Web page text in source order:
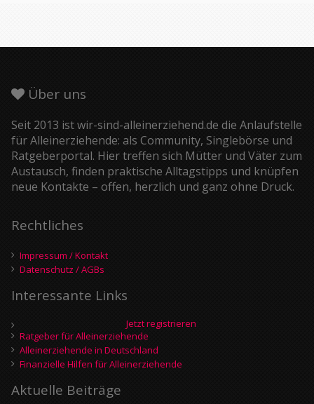
Über uns
Seit 2013 ist wir-sind-alleinerziehend.de die Anlaufstelle
für Alleinerziehende: als Community, Singlebörse und
Ratgeberportal. Hier treffen sich Mütter und Väter zum
Austausch, finden praktische Alltagstipps und knüpfen
neue Kontakte – offen, herzlich und ganz ohne Druck.
Rechtliches
Impressum / Kontakt
Datenschutz / AGBs
Interessante Links
Jetzt registrieren
Ratgeber für Alleinerziehende
Alleinerziehende in Deutschland
Finanzielle Hilfen für Alleinerziehende
Aktuelle Beiträge